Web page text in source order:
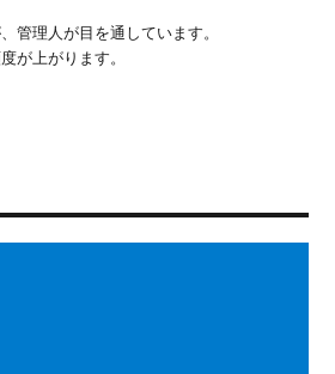
管理人が目を通しています。
が上がります。